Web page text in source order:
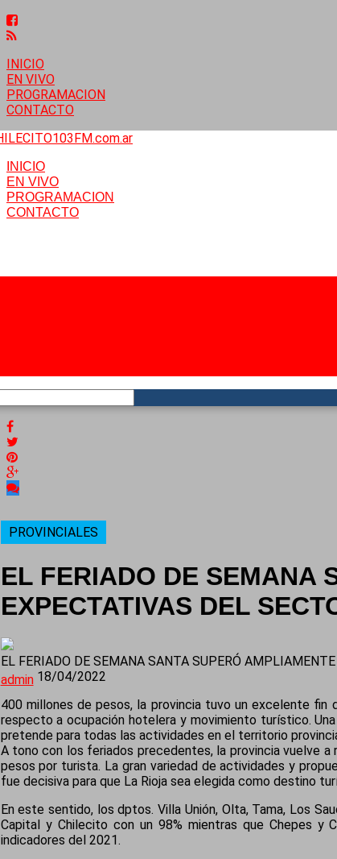
INICIO
EN VIVO
PROGRAMACION
CONTACTO
INICIO
EN VIVO
PROGRAMACION
CONTACTO
PROVINCIALES
EL FERIADO DE SEMANA
EXPECTATIVAS DEL
EL FERIADO DE SEMANA SANTA SUPERÓ
admin 18/04/2022
400 millones de pesos, la provincia tuvo un excelente fin
respecto a ocupación hotelera y movimiento turístico.
pretende para todas las actividades en el territorio
A tono con los feriados precedentes, la provincia vuelve
pesos por turista. La gran variedad de actividades y
fue decisiva para que La Rioja sea elegida como destino
En este sentido, los dptos. Villa Unión, Olta, Tama, Los
Capital y Chilecito con un 98% mientras que Chepes y
indicadores del 2021.